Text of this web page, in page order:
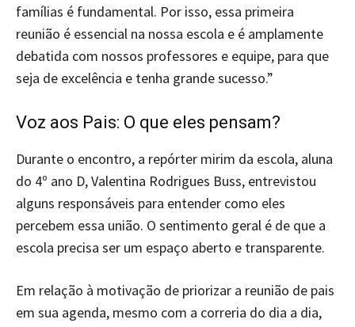
famílias é fundamental. Por isso, essa primeira
reunião é essencial na nossa escola e é amplamente
debatida com nossos professores e equipe, para que
seja de excelência e tenha grande sucesso.”
Voz aos Pais: O que eles pensam?
Durante o encontro, a repórter mirim da escola, aluna
do 4º ano D, Valentina Rodrigues Buss, entrevistou
alguns responsáveis para entender como eles
percebem essa união. O sentimento geral é de que a
escola precisa ser um espaço aberto e transparente.
Em relação à motivação de priorizar a reunião de pais
em sua agenda, mesmo com a correria do dia a dia,